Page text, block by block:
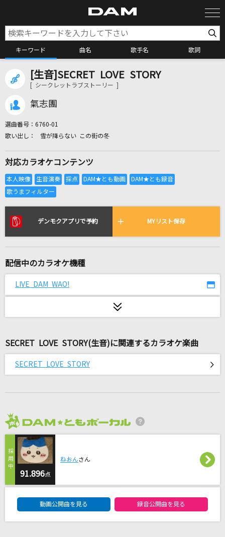
キーワード 曲名 歌手名 歌詞
カラオケ検索
全国りれき
リアルタイムで歌われている曲の一覧
[生音]花ふたたび
リマインドブルー
じん
CHiCO with HoneyWorks
プロポーズ
LUNA SEA
[生音]アイデア(ビデオクリップバージョン)
Ring Ring Rainbow!!
ゆいかおり(小倉唯&石原夏織)
I wanna be...
YUI
[生音]SECRET LOVE STORY
[ シークレットラブストーリー ]
氣志團
選曲番号： 6760-01
雪が降らない この街の冬
対応カラオケコンテンツ
デンモクアプリで予約 MYリスト保存
配信中のカラオケ機種
LIVE DAM WAO!
SECRET LOVE STORY(生音)に関連するカラオケ楽曲
SECRET LOVE STORY
91.896点
ねおんさん
動画公開曲を見る 録音公開曲を見る